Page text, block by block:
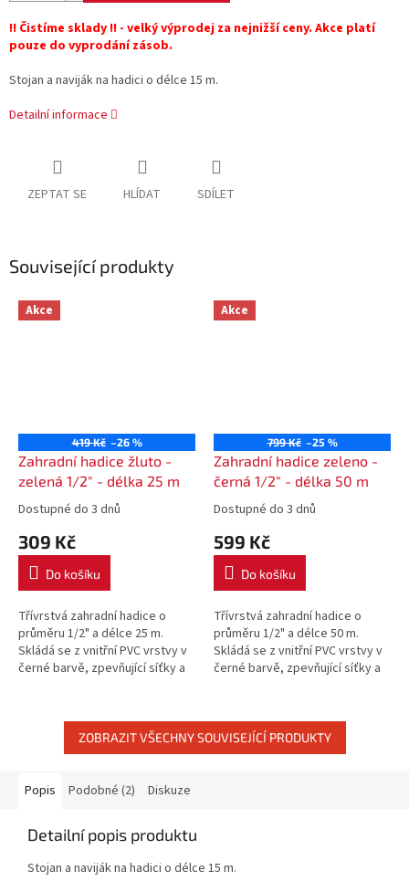
!! Čistíme sklady !! - velký výprodej za nejnižší ceny. Akce platí
pouze do vyprodání zásob.
Stojan a naviják na hadici o délce 15 m.
Detailní informace
ZEPTAT SE HLÍDAT SDÍLET
Související produkty
Akce
419 Kč –26 %
Zahradní hadice žluto -
zelená 1/2" - délka 25 m
Dostupné do 3 dnů
309 Kč
Do košíku
Třívrstvá zahradní hadice o
průměru 1/2" a délce 25 m.
Skládá se z vnitřní PVC vrstvy v
černé barvě, zpevňující síťky a
Akce
799 Kč –25 %
Zahradní hadice zeleno -
černá 1/2" - délka 50 m
Dostupné do 3 dnů
599 Kč
Do košíku
Třívrstvá zahradní hadice o
průměru 1/2" a délce 50 m.
Skládá se z vnitřní PVC vrstvy v
černé barvě, zpevňující síťky a
ZOBRAZIT VŠECHNY SOUVISEJÍCÍ PRODUKTY
Popis Podobné (2) Diskuze
Detailní popis produktu
Stojan a naviják na hadici o délce 15 m.